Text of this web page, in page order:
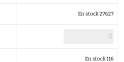
En stock 27627
En stock 116